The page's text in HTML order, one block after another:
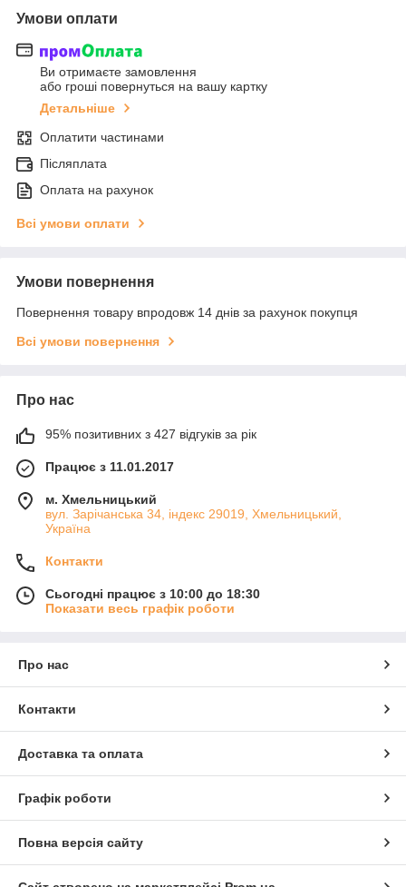
Умови оплати
Ви отримаєте замовлення
або гроші повернуться на вашу картку
Детальніше
Оплатити частинами
Післяплата
Оплата на рахунок
Всі умови оплати
Умови повернення
Повернення товару впродовж 14 днів за рахунок покупця
Всі умови повернення
Про нас
95% позитивних з 427 відгуків за рік
Працює з 11.01.2017
м. Хмельницький
вул. Зарічанська 34, індекс 29019, Хмельницький,
Україна
Контакти
Сьогодні працює з 10:00 до 18:30
Показати весь графік роботи
Про нас
Контакти
Доставка та оплата
Графік роботи
Повна версія сайту